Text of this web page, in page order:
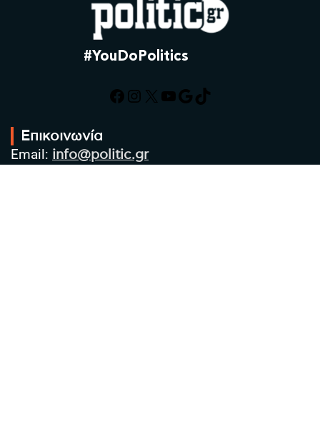
#YouDoPolitics
Facebook
Instagram
X YouTube
Google
TikTok
Επικοινωνία
Email: info@politic.gr